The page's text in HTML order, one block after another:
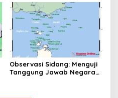
Upaya Hukum
Observasi Sidang: Menguji
Tanggung Jawab Negara